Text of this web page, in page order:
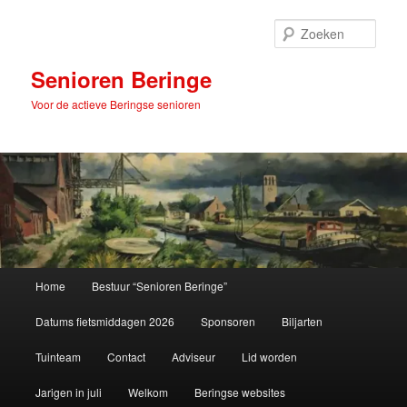
inhoudSenioren Beringe
Voor de actieve Beringse senioren
Home Bestuur “Senioren Beringe”
Datums fietsmiddagen 2026 Sponsoren Biljarten
Tuinteam Contact Adviseur Lid worden
Jarigen in juli Welkom Beringse websites